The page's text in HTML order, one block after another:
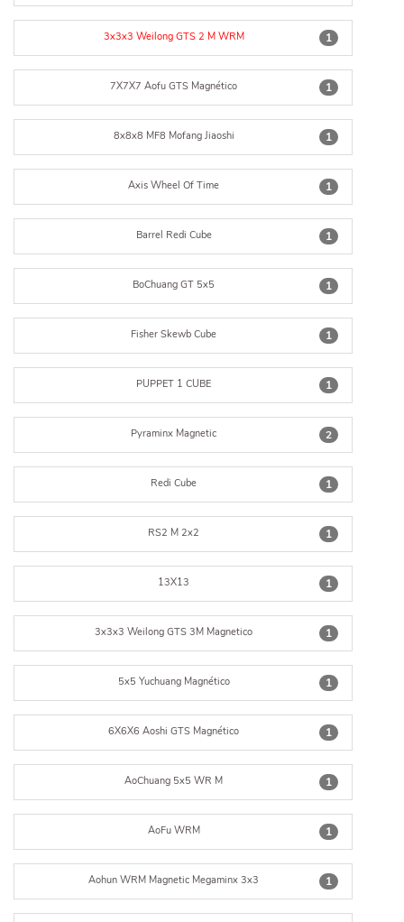
1
3x3x3 Weilong GTS 2 M WRM
1
7X7X7 Aofu GTS Magnético
1
8x8x8 MF8 Mofang Jiaoshi
1
Axis Wheel Of Time
1
Barrel Redi Cube
1
BoChuang GT 5x5
1
Fisher Skewb Cube
1
PUPPET 1 CUBE
2
Pyraminx Magnetic
1
Redi Cube
1
RS2 M 2x2
1
13X13
1
3x3x3 Weilong GTS 3M Magnetico
1
5x5 Yuchuang Magnético
1
6X6X6 Aoshi GTS Magnético
1
AoChuang 5x5 WR M
1
AoFu WRM
1
Aohun WRM Magnetic Megaminx 3x3